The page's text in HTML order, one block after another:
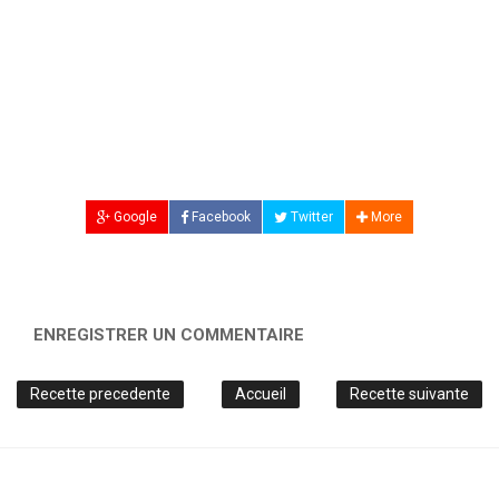
Google Facebook Twitter More
ENREGISTRER UN COMMENTAIRE
Recette precedente Recette suivante
Accueil